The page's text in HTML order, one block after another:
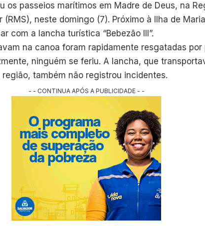
os passeios marítimos em Madre de Deus, na
neste domingo (7). Próximo à Ilha de
com a lancha turística “Bebezão III”.
na canoa foram rapidamente resgatadas por
ninguém se feriu. A lancha, que
também não registrou incidentes.
- - CONTINUA APÓS A PUBLICIDADE - -